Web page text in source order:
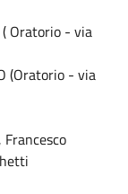
( Oratorio - via
(Oratorio - via